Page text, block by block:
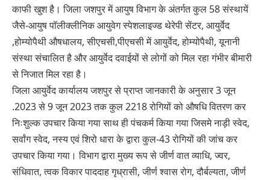
काफी खुश है। जिला जशपुर में आयुष विभाग के अंतर्गत कुल 58 संस्थायें
जैसे-आयुष पॉलीक्लीनिक आयुवेग स्पेशलाइज्ड थेरेपी सेंटर, आयुर्वेद
,होम्योपैथी औषधालय, सीएचसी,पीएचसी में आयुर्वेद, होम्योपैथी, यूनानी
संस्था संचालित है और आयुर्वेद दवाईयों से लोगों को मिल रहा गंभीर बीमारी
से निजात मिल रहा है।
जिला आयुर्वेद कार्यालय जशपुर से प्राप्त जानकारी के अनुसार 3 जून
.2023 से 9 जून 2023 तक कुल 2218 रोगियों को औषधि वितरण कर
निःशुल्क उपचार किया गया साथ ही पंचकर्म किया गया जिसमे नाड़ी स्वेद,
सर्वांग स्वेद, नस्य एवं शिरो धारा के द्वारा कुल-43 रोगियों की जांच कर
उपचार किया गया। विभाग द्वारा मुख्य रूप से जीर्ण वात व्याधि, ज्वर,
संधिवात, त्वक विकार पाददाह गृध्रासी, जीर्ण श्वास रोग, दौर्बल्यता, जीर्ण